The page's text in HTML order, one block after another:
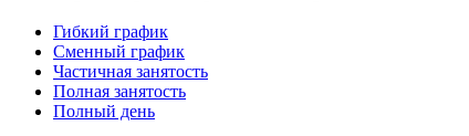
Гибкий график
Сменный график
Частичная занятость
Полная занятость
Полный день